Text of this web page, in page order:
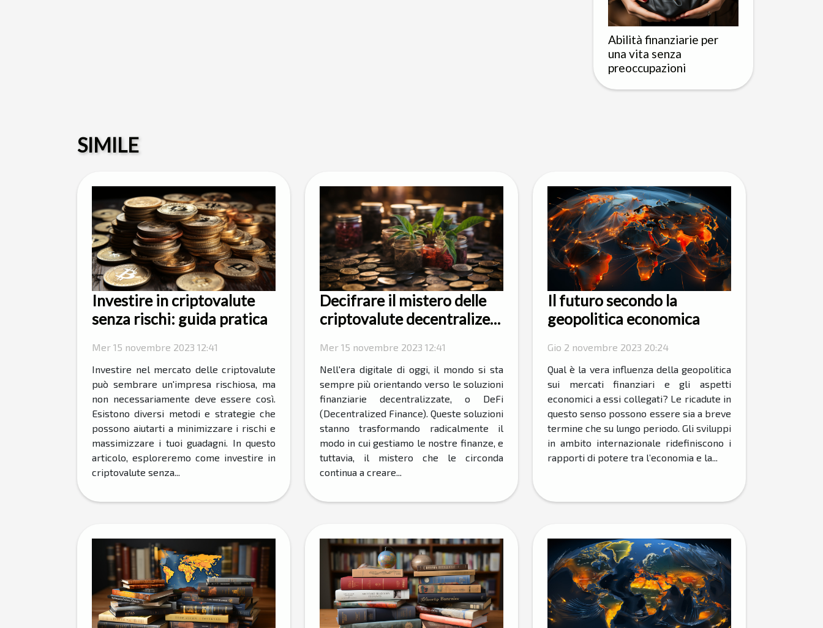
Abilità finanziarie per
una vita senza
preoccupazioni
SIMILE
Investire in criptovalute
senza rischi: guida pratica
Mer 15 novembre 2023 12:41
Investire nel mercato delle criptovalute
può sembrare un'impresa rischiosa, ma
non necessariamente deve essere così.
Esistono diversi metodi e strategie che
possono aiutarti a minimizzare i rischi e
massimizzare i tuoi guadagni. In questo
articolo, esploreremo come investire in
criptovalute senza...
Decifrare il mistero delle
criptovalute decentralized
Mer 15 novembre 2023 12:41
Nell'era digitale di oggi, il mondo si sta
sempre più orientando verso le soluzioni
finanziarie decentralizzate, o DeFi
(Decentralized Finance). Queste soluzioni
stanno trasformando radicalmente il
modo in cui gestiamo le nostre finanze, e
tuttavia, il mistero che le circonda
continua a creare...
Il futuro secondo la
geopolitica economica
Gio 2 novembre 2023 20:24
Qual è la vera influenza della geopolitica
sui mercati finanziari e gli aspetti
economici a essi collegati? Le ricadute in
questo senso possono essere sia a breve
termine che su lungo periodo. Gli sviluppi
in ambito internazionale ridefiniscono i
rapporti di potere tra l’economia e la...